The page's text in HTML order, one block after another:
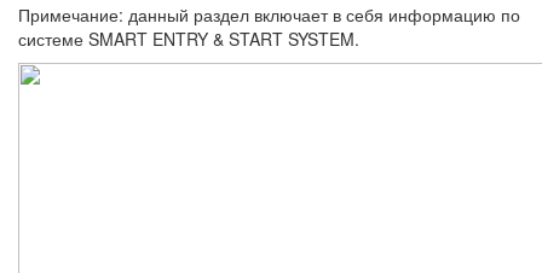
Примечание: данный раздел включает в себя информацию по
системе SMART ENTRY & START SYSTEM.